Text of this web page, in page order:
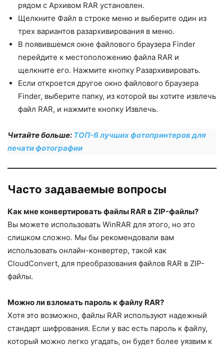
рядом с Архивом RAR установлен.
Щелкните Файл в строке меню и выберите один из
трех вариантов разархивирования в меню.
В появившемся окне файлового браузера Finder
перейдите к местоположению файла RAR и
щелкните его. Нажмите кнопку Разархивировать.
Если откроется другое окно файлового браузера
Finder, выберите папку, из которой вы хотите извлечь
файл RAR, и нажмите кнопку Извлечь.
Читайте больше: ТОП-6 лучших фотопринтеров для
печати фотографии
Часто задаваемые вопросы
Как мне конвертировать файлы RAR в ZIP-файлы?
Вы можете использовать WinRAR для этого, но это
слишком сложно. Мы бы рекомендовали вам
использовать онлайн-конвертер, такой как
CloudConvert, для преобразования файлов RAR в ZIP-
файлы.
Можно ли взломать пароль к файлу RAR?
Хотя это возможно, файлы RAR используют надежный
стандарт шифрования. Если у вас есть пароль к файлу,
который можно легко угадать, он будет более уязвим к